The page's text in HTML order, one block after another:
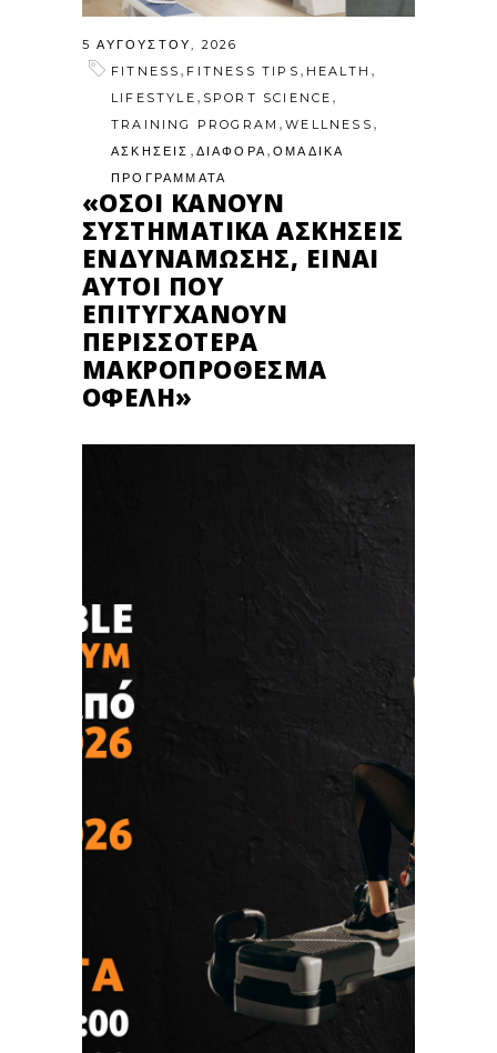
5 ΑΥΓΟΎΣΤΟΥ, 2026
FITNESS , FITNESS TIPS , HEALTH ,
LIFESTYLE , SPORT SCIENCE ,
TRAINING PROGRAM ,WELLNESS ,
ΑΣΚΗΣΕΙΣ , ΔΙΑΦΟΡΑ ,ΟΜΑΔΙΚΑ
ΠΡΟΓΡΑΜΜΑΤΑ
«ΌΣΟΙ ΚΆΝΟΥΝ
ΣΥΣΤΗΜΑΤΙΚΆ ΑΣΚΉΣΕΙΣ
ΕΝΔΥΝΆΜΩΣΗΣ, ΕΊΝΑΙ
ΑΥΤΟΊ ΠΟΥ
ΕΠΙΤΥΓΧΆΝΟΥΝ
ΠΕΡΙΣΣΌΤΕΡΑ
ΜΑΚΡΟΠΡΌΘΕΣΜΑ
ΟΦΈΛΗ»